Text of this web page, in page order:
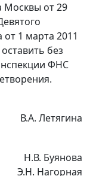
Москвы от 29
1 марта 2011
без
ФНС
В.А. Летягина
Н.В. Буянова
Э.Н. Нагорная